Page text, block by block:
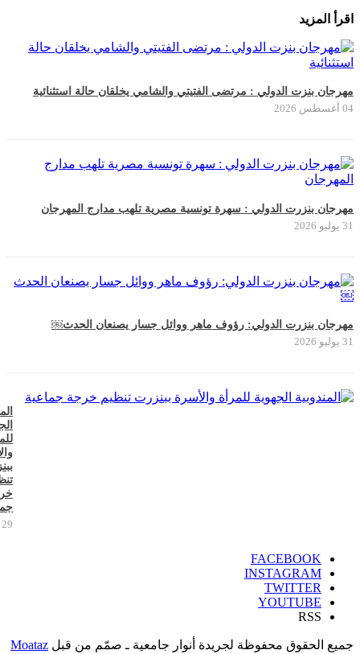
اقرأ المزيد
مهرجان بنزت الدولي : مرتضى الفتيتي والشامي يخلقان حالة استثنائية
04 أغسطس 2026
مهرجان بنزرت الدولي : سهرة تونسية مصرية تلهب مدارج المهرجان
31 يوليو 2026
مهرجان بنزرت الدولي: رؤوف ماهر ووائل جسار يصنعان الحدث￼
31 يوليو 2026
29 يوليو 2026
FACEBOOK
INSTAGRAM
TWITTER
YOUTUBE
RSS
جميع الحقوق محفوظة لجريدة أنوار جامعية ـ صمّم من قبل Moataz